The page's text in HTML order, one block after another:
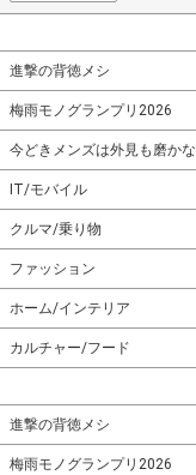
進撃の背徳メシ
梅雨モノグランプリ2026
今どきメンズは外見も磨かな
IT/モバイル
クルマ/乗り物
ファッション
ホーム/インテリア
カルチャー/フード
進撃の背徳メシ
梅雨モノグランプリ2026